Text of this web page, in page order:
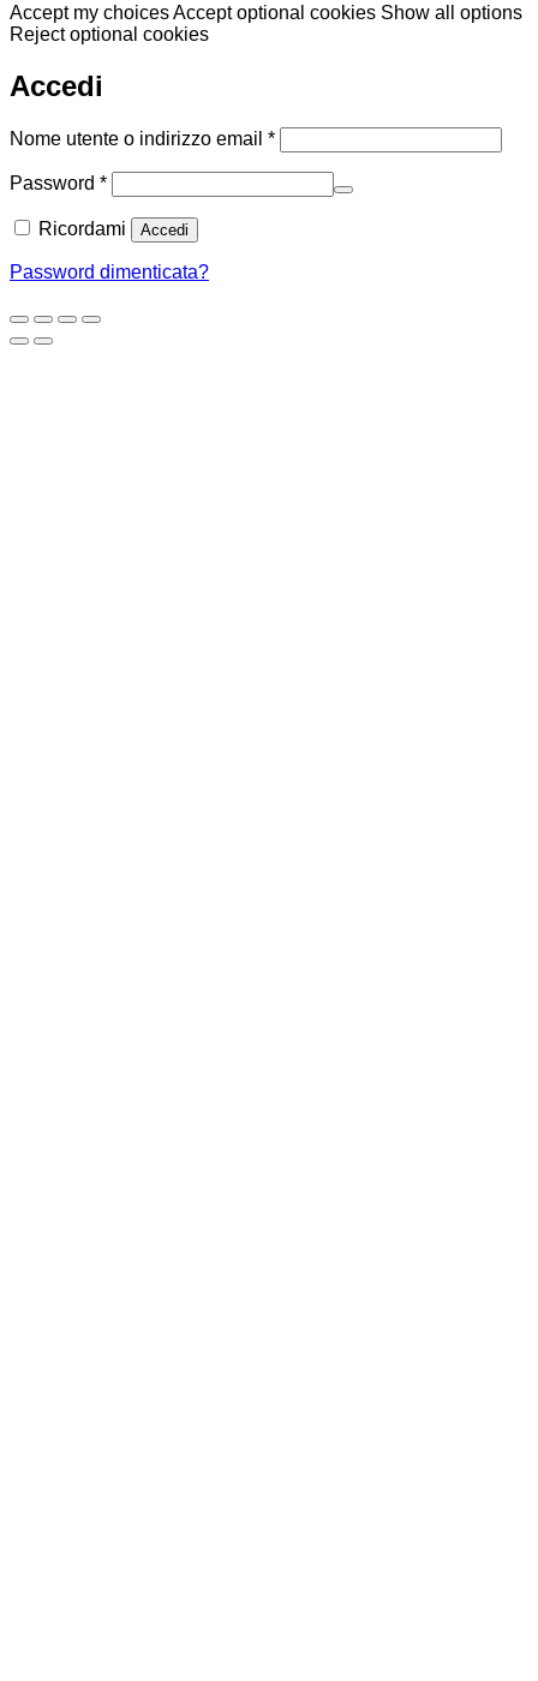
Accept my choicesAccept optional cookies Show all options
Reject optional cookies
Accedi
Nome utente o indirizzo email *Richiesto
Password *Richiesto
Ricordami Accedi
Password dimenticata?